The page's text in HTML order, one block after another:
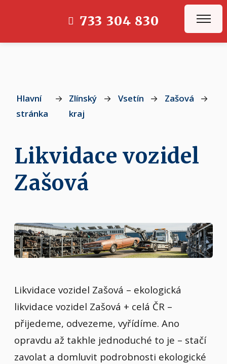
733 304 830
Hlavní
stránka
→
Zlínský
kraj
→ Vsetín → Zašová →
Likvidace vozidel
Zašová
Likvidace vozidel Zašová – ekologická
likvidace vozidel Zašová + celá ČR –
přijedeme, odvezeme, vyřídíme. Ano
opravdu až takhle jednoduché to je – stačí
zavolat a domluvit podrobnosti ekologické